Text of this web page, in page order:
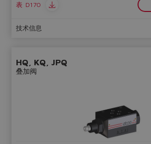
表 D170
技术信息
HQ, KQ, JPQ
叠加阀